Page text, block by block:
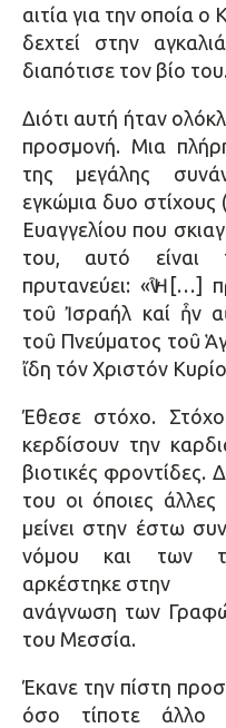
αιτία για την οποία
δεχτεί στην
διαπότισε τον βίο
Διότι αυτή ήταν
προσμονή. Μια
της μεγάλης
εγκώμια δυο
Ευαγγελίου που
του, αυτό είναι
πρυτανεύει: «Ἦν […]
τοῦ Ἰσραήλ καί ἦν
τοῦ Πνεύματος τοῦ
ἴδη τόν Χριστόν
Έθεσε στόχο.
κερδίσουν την
βιοτικές φροντίδες.
του οι όποιες άλλες
μείνει στην έστω
νόμου και των
αρκέστηκε στην
ανάγνωση των
του Μεσσία.
Έκανε την πίστη
όσο τίποτε άλλο